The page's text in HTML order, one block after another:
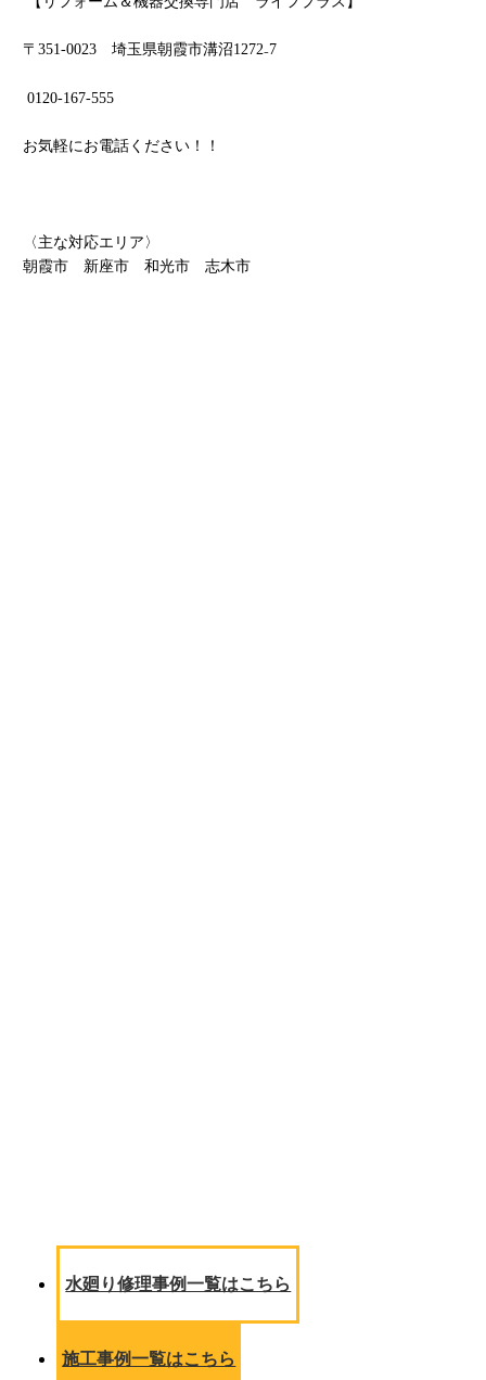
〒 351-0023埼玉県朝霞市溝沼1272₋7
0120-167-555
お気軽にお電話ください！！
〈主な対応エリア〉
朝霞市 新座市 和光市 志木市
水廻り修理事例一覧はこちら
施工事例一覧はこちら